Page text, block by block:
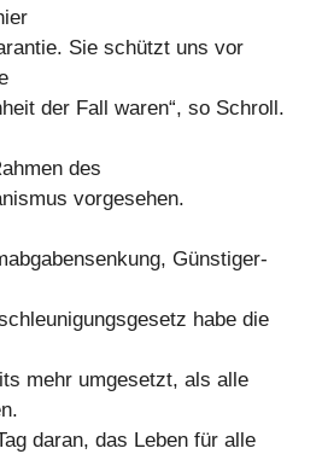
Sie schützt uns vor
der Fall waren“, so Schroll.
des
vorgesehen.
Günstiger-
habe die
mehr umgesetzt, als alle
daran, das Leben für alle